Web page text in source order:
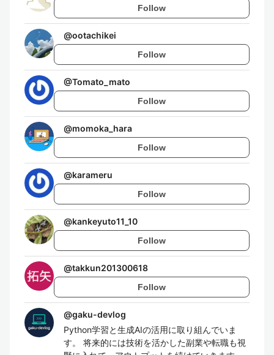
Follow
@ootachikei
Follow
@Tomato_mato
Follow
@momoka_hara
Follow
@karameru
Follow
@kankeyuto11_10
Follow
@takkun201300618
Follow
@gaku-devlog
Python学習と生成AIの活用に取り組んでいま
す。 将来的には技術を活かした副業や転職も視